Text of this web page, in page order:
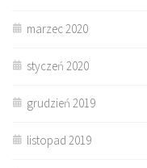
marzec 2020
styczeń 2020
grudzień 2019
listopad 2019